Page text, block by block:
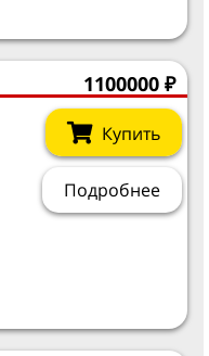
1100000 ₽
Купить
Подробнее